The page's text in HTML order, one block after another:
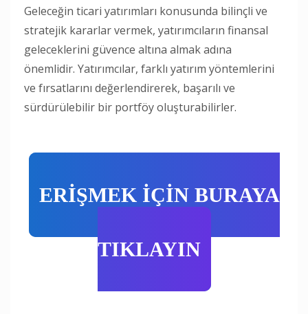
Geleceğin ticari yatırımları konusunda bilinçli ve
stratejik kararlar vermek, yatırımcıların finansal
geleceklerini güvence altına almak adına
önemlidir. Yatırımcılar, farklı yatırım yöntemlerini
ve fırsatlarını değerlendirerek, başarılı ve
sürdürülebilir bir portföy oluşturabilirler.
ERİŞMEK İÇİN BURAYA
TIKLAYIN